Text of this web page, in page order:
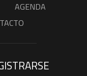
AGENDA